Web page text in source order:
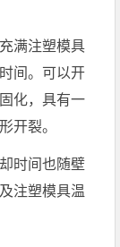
满注塑模具
间。可以开
化，具有一
开裂。
时间也随壁
注塑模具温